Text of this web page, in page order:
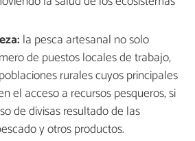
la pesca artesanal no solo
de puestos locales de trabajo,
rurales cuyos principales
el acceso a recursos pesqueros, si
de divisas resultado de las
y otros productos.